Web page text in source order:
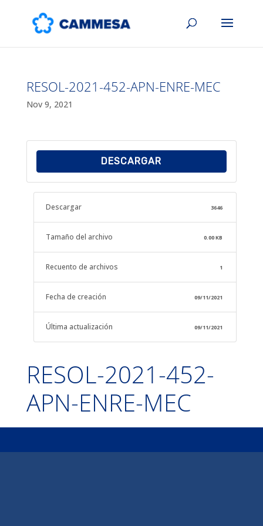
RESOL-2021-452-APN-ENRE-MEC
Nov 9, 2021
DESCARGAR
Descargar 3646
Tamaño del archivo 0.00 KB
Recuento de archivos 1
Fecha de creación 09/11/2021
Última actualización 09/11/2021
RESOL-2021-452-
APN-ENRE-MEC